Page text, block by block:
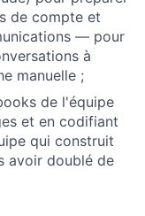
de compte et
— pour
à
manuelle ;
de l'équipe
et en codifiant
qui construit
avoir doublé de